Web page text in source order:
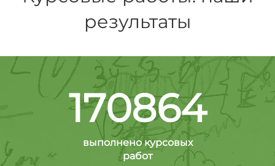
результаты
170864
выполнено курсовых
работ